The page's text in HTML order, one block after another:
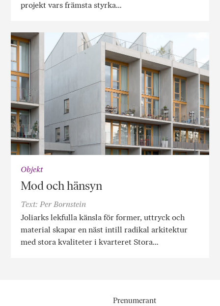
projekt vars främsta styrka…
Objekt
Mod och hänsyn
Text: Per Bornstein
Joliarks lekfulla känsla för former, uttryck och
material skapar en näst intill radikal arkitektur
med stora kvaliteter i kvarteret Stora…
Prenumerant